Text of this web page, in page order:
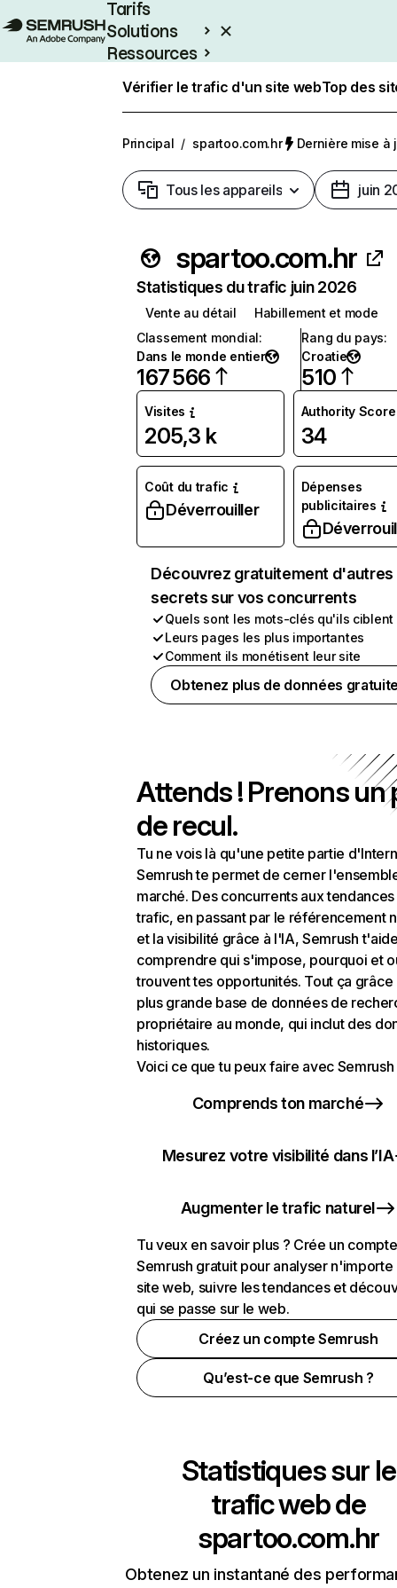
Tarifs
Solutions
Ressources
Vérifier le trafic d'un site webTop des
Principal / spartoo.com.hr Dernière mise à
Tous les appareils juin
spartoo.com.hr
Statistiques du trafic juin 2026
Vente au détail
Habillement et mode
Classement mondial:
Dans le monde entier
167 566
Rang du pays:
Croatie
510
Visites
205,3 k
Authority Score
34
Coût du trafic
Déverrouiller
Dépenses
publicitaires
Découvrez gratuitement d'autres
secrets sur vos concurrents
Quels sont les mots-clés qu'ils ciblent
Leurs pages les plus importantes
Comment ils monétisent leur site
Obtenez plus de données
Attends ! Prenons un
de recul.
Tu ne vois là qu'une petite partie
Semrush te permet de cerner
marché. Des concurrents aux
trafic, en passant par le référencement
et la visibilité grâce à l'IA, Semrush
comprendre qui s'impose, pourquoi et
trouvent tes opportunités. Tout ça grâce
plus grande base de données de
propriétaire au monde, qui inclut des
historiques.
Voici ce que tu peux faire avec Semrush
Comprends ton marché
Mesurez votre visibilité dans l’IA
Augmenter le trafic naturel
Tu veux en savoir plus ? Crée un compte
Semrush gratuit pour analyser n'importe
site web, suivre les tendances et
qui se passe sur le web.
Créez un compte Semrush
Qu’est-ce que Semrush ?
Statistiques sur le
trafic web de
spartoo.com.hr
Obtenez un instantané des